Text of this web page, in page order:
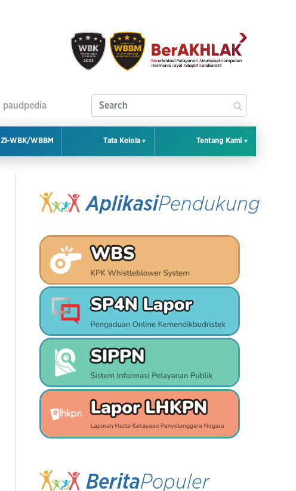
paudpedia
ZI-WBK/WBBM Tata Kelola Tentang Kami
AplikasiPendukung
BeritaPopuler